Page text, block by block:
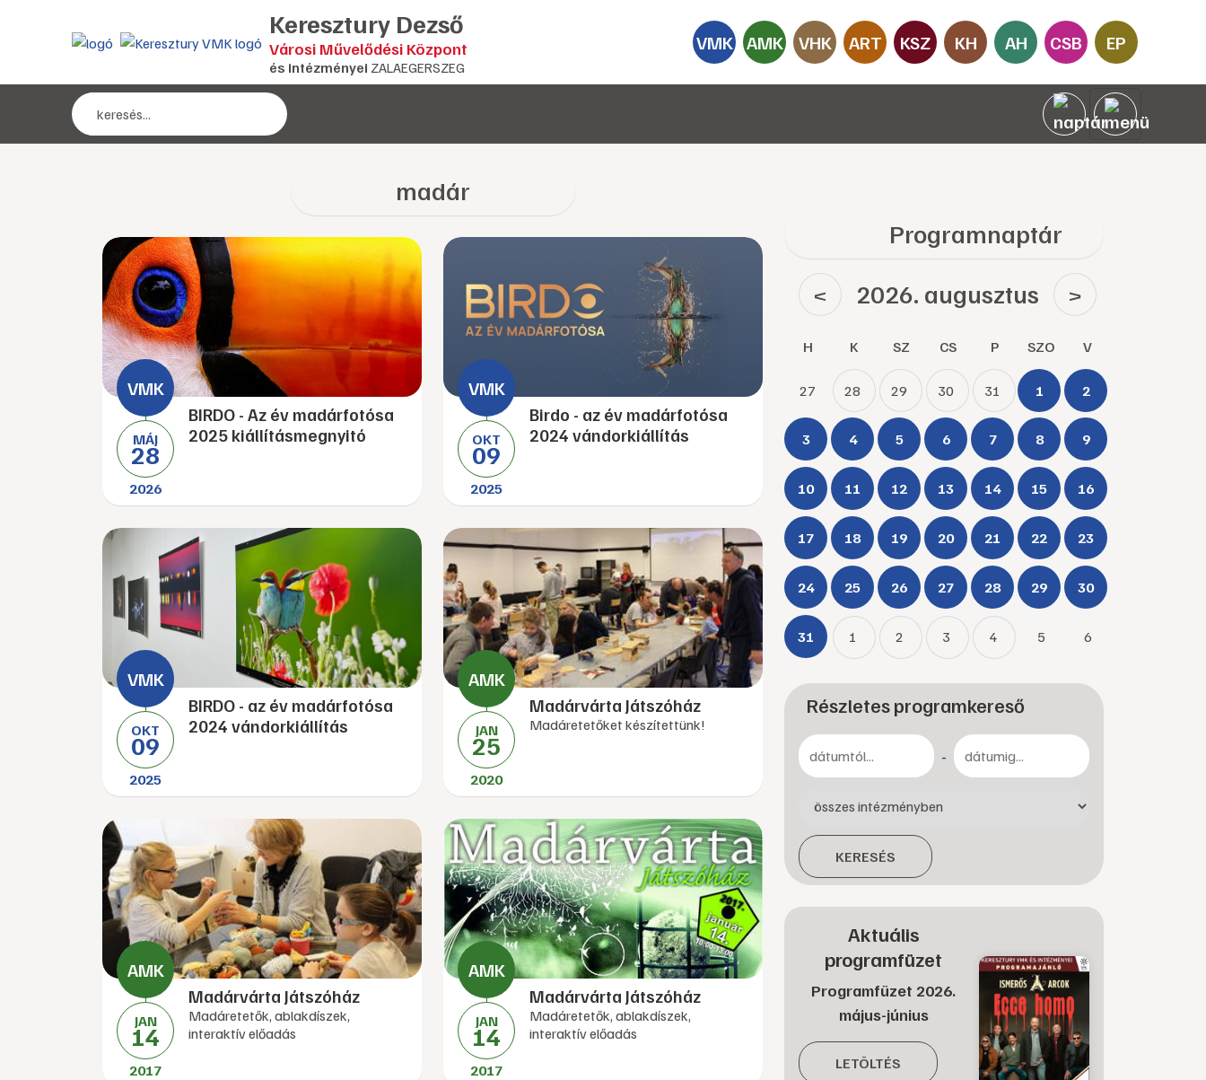
Keresztury Dezső
Városi Művelődési Központ
és intézményei ZALAEGERSZEG
VMK AMK VHK ART KSZ KH AH CSB EP
madár
MÁJ
28
2026
BIRDO - Az év madárfotósa
2025 kiállításmegnyitó
OKT
09
2025
Birdo - az év madárfotósa
2024 vándorkiállítás
OKT
09
2025
BIRDO - az év madárfotósa
2024 vándorkiállítás
JAN
25
2020
Madárvárta Játszóház
Madáretetőket készítettünk!
JAN
14
2017
Madárvárta Játszóház
Madáretetők, ablakdíszek,
interaktív előadás
JAN
14
2017
Madárvárta Játszóház
Madáretetők, ablakdíszek,
interaktív előadás
Programnaptár
< 2026. augusztus >
H K SZ CS P SZO V
27 28 29 30 31 1 2
3 4 5 6 7 8 9
10 11 12 13 14 15 16
17 18 19 20 21 22 23
24 25 26 27 28 29 30
31 1 2 3 4 5 6
Részletes programkereső
-
KERESÉS
Aktuális
programfüzet
Programfüzet 2026.
május-június
LETÖLTÉS